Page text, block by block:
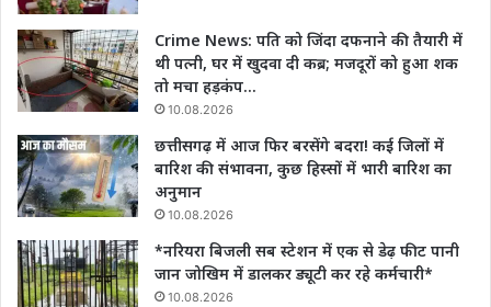
Crime News: पति को जिंदा दफनाने की तैयारी में
थी पत्नी, घर में खुदवा दी कब्र; मजदूरों को हुआ शक
तो मचा हड़कंप…
10.08.2026
छत्तीसगढ़ में आज फिर बरसेंगे बदरा! कई जिलों में
बारिश की संभावना, कुछ हिस्सों में भारी बारिश का
अनुमान
10.08.2026
*नरियरा बिजली सब स्टेशन में एक से डेढ़ फीट पानी
जान जोखिम में डालकर ड्यूटी कर रहे कर्मचारी*
10.08.2026